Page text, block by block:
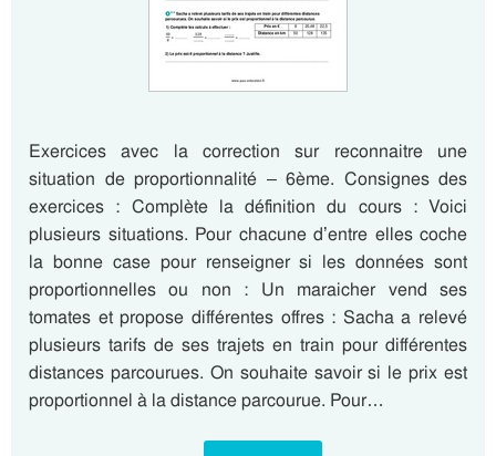
Exercices avec la correction sur reconnaitre une
situation de proportionnalité – 6ème. Consignes des
exercices : Complète la définition du cours : Voici
plusieurs situations. Pour chacune d’entre elles coche
la bonne case pour renseigner si les données sont
proportionnelles ou non : Un maraicher vend ses
tomates et propose différentes offres : Sacha a relevé
plusieurs tarifs de ses trajets en train pour différentes
distances parcourues. On souhaite savoir si le prix est
proportionnel à la distance parcourue. Pour…